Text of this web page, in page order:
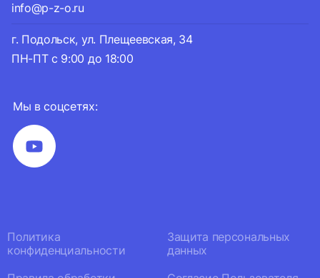
Мы в соцсетях:
info@p-z-o.ru
г. Подольск, ул. Плещеевская, 34
ПН-ПТ с 9:00 до 18:00
Политика
конфиденциальности
Защита персональных
данных